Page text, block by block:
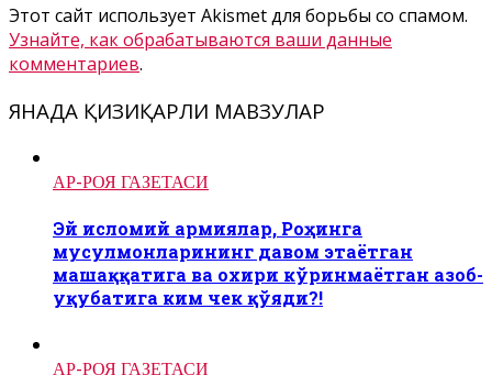
Этот сайт использует Akismet для борьбы со спамом.
Узнайте, как обрабатываются ваши данные
комментариев.
ЯНАДА ҚИЗИҚАРЛИ МАВЗУЛАР
АР-РОЯ ГАЗЕТАСИ
Эй исломий армиялар, Роҳинга
мусулмонларининг давом этаётган
машаққатига ва охири кўринмаётган азоб-
уқубатига ким чек қўяди?!
АР-РОЯ ГАЗЕТАСИ